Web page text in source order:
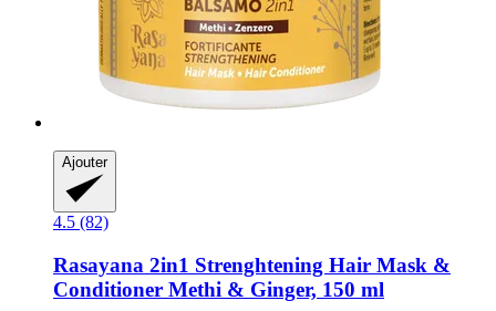
Ajouter
4.5 (82)
Rasayana 2in1 Strenghtening Hair Mask &
Conditioner Methi & Ginger, 150 ml